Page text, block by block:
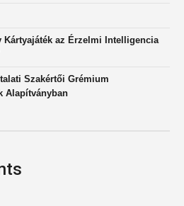
Kártyajáték az Érzelmi Intelligencia
Szakértői Grémium
Alapítványban